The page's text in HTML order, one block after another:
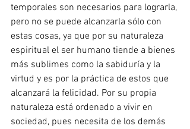
temporales son necesarios para lograrla,
pero no se puede alcanzarla sólo con
estas cosas, ya que por su naturaleza
espiritual el ser humano tiende a bienes
más sublimes como la sabiduría y la
virtud y es por la práctica de estos que
alcanzará la felicidad. Por su propia
naturaleza está ordenado a vivir en
sociedad, pues necesita de los demás